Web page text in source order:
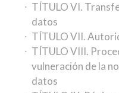
TÍTULO VI.
datos
TÍTULO VII.
TÍTULO VIII.
vulneración de la
datos